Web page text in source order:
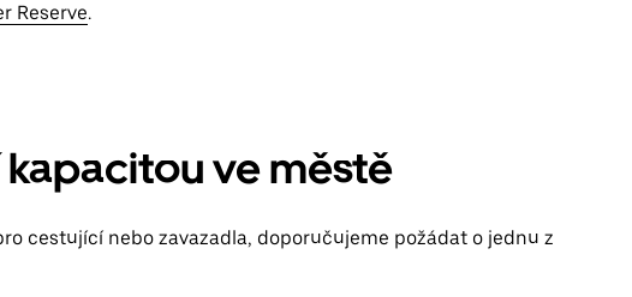
Reserve.
ve městě
cestující nebo zavazadla, doporučujeme požádat o jednu z